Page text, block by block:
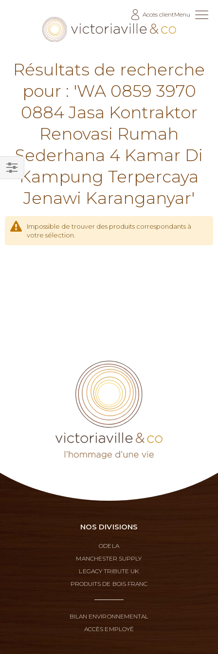
Accès clientMenu
Résultats de recherche
pour : 'WA 0859 3970
0884 Jasa Kontraktor
Renovasi Rumah
Sederhana 4 Kamar Di
Kampung Terpercaya
Jenawi Karanganyar'
Impossible de trouver des produits correspondants à
votre sélection.
Filtrer
NOS DIVISIONS
ODELA
MANCHESTER SUPPLY
LEGACY TRIBUTE UK
PRODUITS DE BOIS FRANC
BILAN ENVIRONNEMENTAL
ACCÈS EMPLOYÉ